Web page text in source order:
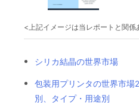
<上記イメージは当レポートと関係
シリカ結晶の世界市場
包装用プリンタの世界市場
別、タイプ・用途別